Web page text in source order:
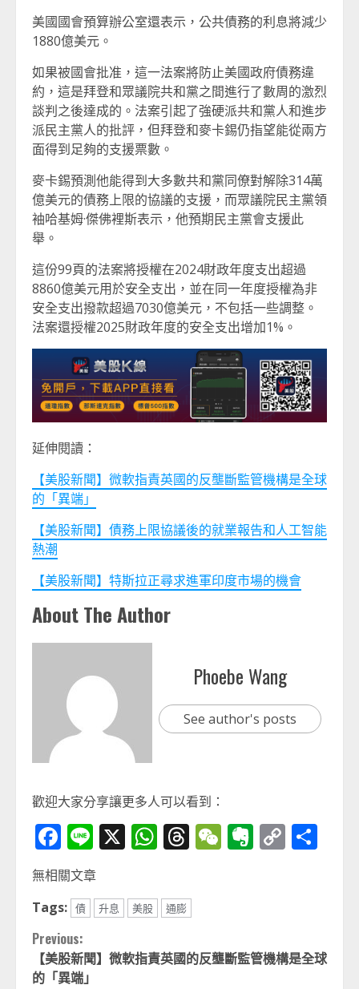
美國國會預算辦公室還表示，公共債務的利息將減少
1880億美元。
如果被國會批准，這一法案將防止美國政府債務違
約，這是拜登和眾議院共和黨之間進行了數周的激烈
談判之後達成的。法案引起了強硬派共和黨人和進步
派民主黨人的批評，但拜登和麥卡錫仍指望能從兩方
面得到足夠的支援票數。
麥卡錫預測他能得到大多數共和黨同僚對解除314萬
億美元的債務上限的協議的支援，而眾議院民主黨領
袖哈基姆·傑佛裡斯表示，他預期民主黨會支援此
舉。
這份99頁的法案將授權在2024財政年度支出超過
8860億美元用於安全支出，並在同一年度授權為非
安全支出撥款超過7030億美元，不包括一些調整。
法案還授權2025財政年度的安全支出增加1%。
延伸閱讀：
【美股新聞】微軟指責英國的反壟斷監管機構是全球
的「異端」
【美股新聞】債務上限協議後的就業報告和人工智能
熱潮
【美股新聞】特斯拉正尋求進軍印度市場的機會
About The Author
Phoebe Wang
See author's posts
歡迎大家分享讓更多人可以看到：
Facebook
Line
X WhatsApp
Threads
WeChat
Evernote
Copy
無相關文章
Tags: 債 升息 美股 通膨
Continue
Reading
Previous:
【美股新聞】微軟指責英國的反壟斷監管機構是全球
的「異端」